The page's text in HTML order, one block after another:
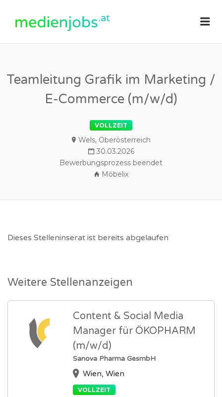
Teamleitung Grafik im Marketing /
E-Commerce (m/w/d)
VOLLZEIT
Wels, Oberösterreich
30.03.2026
Bewerbungsprozess beendet
Möbelix
Dieses Stelleninserat ist bereits abgelaufen
Weitere Stellenanzeigen
Content & Social Media
Manager für ÖKOPHARM
(m/w/d)
Sanova Pharma GesmbH
Wien, Wien
VOLLZEIT